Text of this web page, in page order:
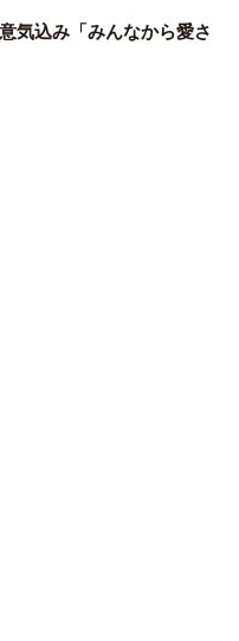
気込み「みんなから愛さ